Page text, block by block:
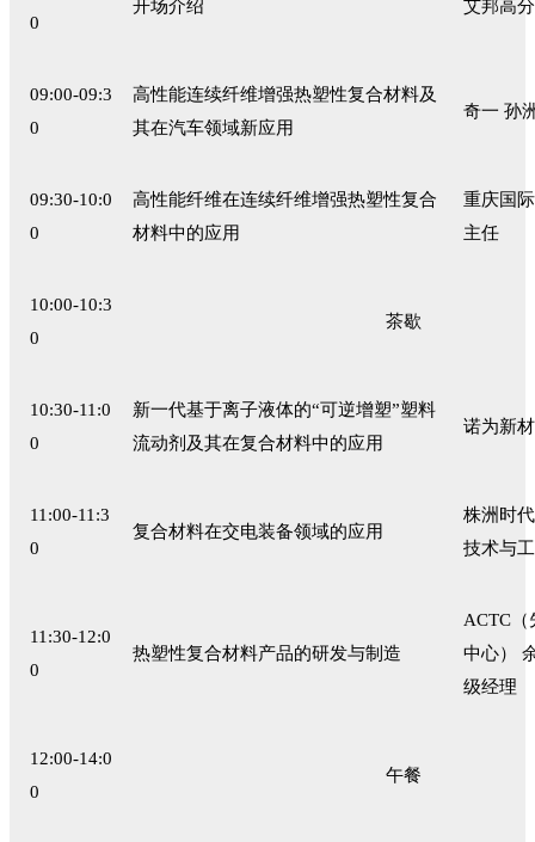
0
开场介绍 艾邦高
09:00-09:3
0
高性能连续纤维增强热塑性复合材料及
其在汽车领域新应用
奇一 孙
09:30-10:0
0
高性能纤维在连续纤维增强热塑性复合
材料中的应用
重庆国
主任
10:00-10:3
0
茶歇
10:30-11:0
0
新一代基于离子液体的“可逆增塑”塑料
流动剂及其在复合材料中的应用
诺为新
11:00-11:3
0
复合材料在交电装备领域的应用
株洲时
技术与
11:30-12:0
0
热塑性复合材料产品的研发与制造
ACTC（
中心）
级经理
12:00-14:0
0
午餐